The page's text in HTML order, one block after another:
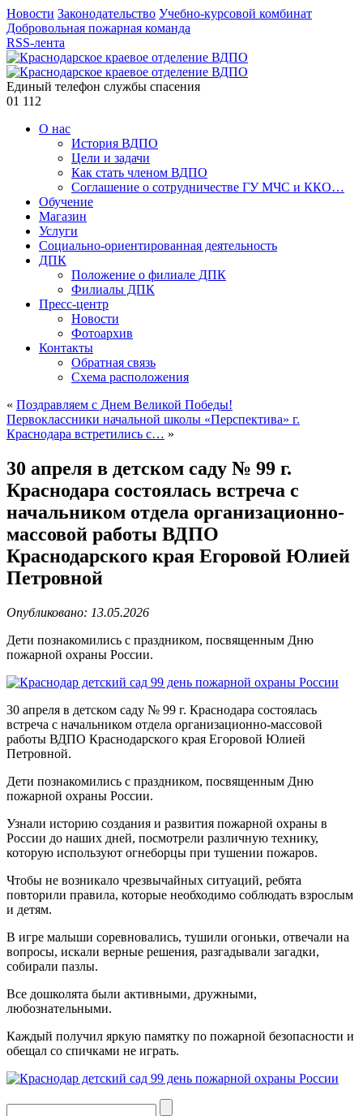
Новости Законодательство Учебно-курсовой комбинат
Добровольная пожарная команда
RSS-лента
Единый телефон службы спасения
01 112
О нас
История ВДПО
Цели и задачи
Как стать членом ВДПО
Соглашение о сотрудничестве ГУ МЧС и ККО…
Обучение
Магазин
Услуги
Социально-ориентированная деятельность
ДПК
Положение о филиале ДПК
Филиалы ДПК
Пресс-центр
Новости
Фотоархив
Контакты
Обратная связь
Схема расположения
« Поздравляем с Днем Великой Победы!
Первоклассники начальной школы «Перспектива» г.
Краснодара встретились с… »
30 апреля в детском саду № 99 г.
Краснодара состоялась встреча с
начальником отдела организационно-
массовой работы ВДПО
Краснодарского края Егоровой Юлией
Петровной
Опубликовано: 13.05.2026
Дети познакомились с праздником, посвященным Дню
пожарной охраны России.
30 апреля в детском саду № 99 г. Краснодара состоялась
встреча с начальником отдела организационно-массовой
работы ВДПО Краснодарского края Егоровой Юлией
Петровной.
Дети познакомились с праздником, посвященным Дню
пожарной охраны России.
Узнали историю создания и развития пожарной охраны в
России до наших дней, посмотрели различную технику,
которую используют огнеборцы при тушении пожаров.
Чтобы не возникало чрезвычайных ситуаций, ребята
повторили правила, которые необходимо соблюдать взрослым
и детям.
В игре малыши соревновались, тушили огоньки, отвечали на
вопросы, искали верные решения, разгадывали загадки,
собирали пазлы.
Все дошколята были активными, дружными,
любознательными.
Каждый получил яркую памятку по пожарной безопасности и
обещал со спичками не играть.